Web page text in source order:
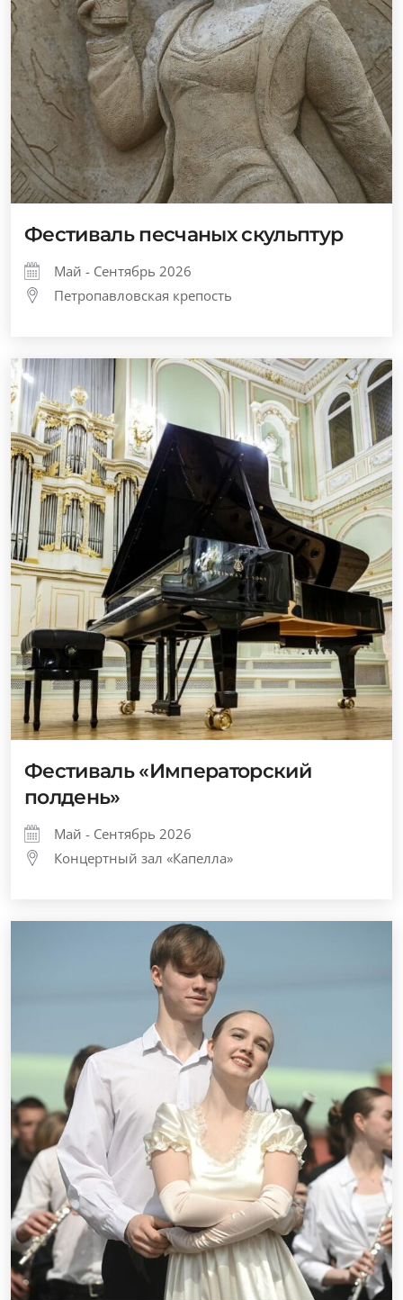
Фестиваль песчаных скульптур
Май - Сентябрь 2026
Петропавловская крепость
Фестиваль «Императорский
полдень»
Май - Сентябрь 2026
Концертный зал «Капелла»